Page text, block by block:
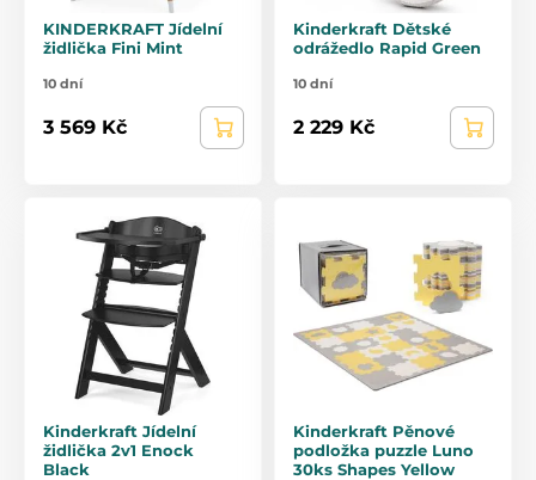
KINDERKRAFT Jídelní
židlička Fini Mint
10 dní
3 569 Kč
Kinderkraft Dětské
odrážedlo Rapid Green
10 dní
2 229 Kč
Kinderkraft Jídelní
židlička 2v1 Enock
Black
Kinderkraft Pěnové
podložka puzzle Luno
30ks Shapes Yellow